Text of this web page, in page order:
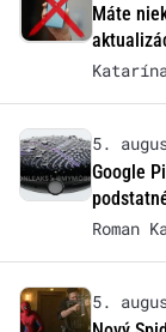
Máte
5.
Google
Roman
5.